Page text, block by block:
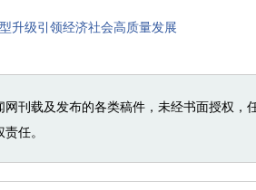
升级引领经济社会高质量发展
刊载及发布的各类稿件，未经书面授权，
任。